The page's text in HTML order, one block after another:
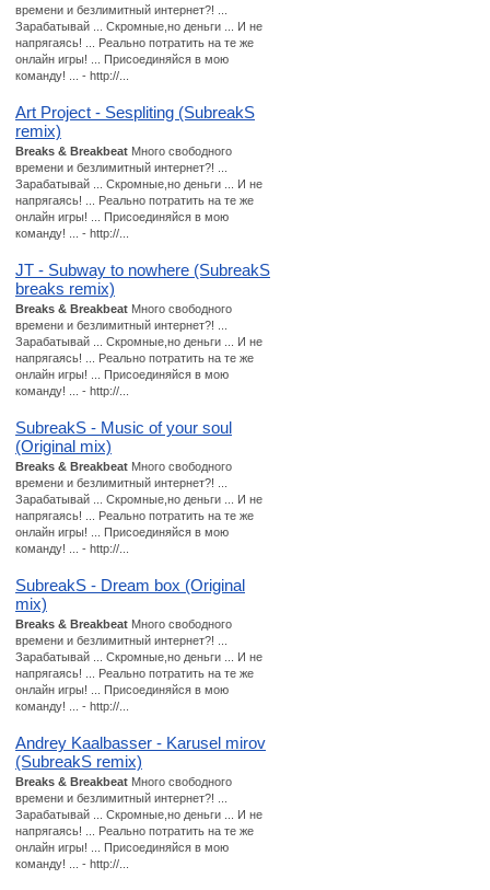
времени и безлимитный интернет?! ...
Зарабатывай ... Скромные,но деньги ... И не
напрягаясь! ... Реально потратить на те же
онлайн игры! ... Присоединяйся в мою
команду! ... - http://...
Art Project - Sespliting (SubreakS
remix)
Breaks & Breakbeat Много свободного
времени и безлимитный интернет?! ...
Зарабатывай ... Скромные,но деньги ... И не
напрягаясь! ... Реально потратить на те же
онлайн игры! ... Присоединяйся в мою
команду! ... - http://...
JT - Subway to nowhere (SubreakS
breaks remix)
Breaks & Breakbeat Много свободного
времени и безлимитный интернет?! ...
Зарабатывай ... Скромные,но деньги ... И не
напрягаясь! ... Реально потратить на те же
онлайн игры! ... Присоединяйся в мою
команду! ... - http://...
SubreakS - Music of your soul
(Original mix)
Breaks & Breakbeat Много свободного
времени и безлимитный интернет?! ...
Зарабатывай ... Скромные,но деньги ... И не
напрягаясь! ... Реально потратить на те же
онлайн игры! ... Присоединяйся в мою
команду! ... - http://...
SubreakS - Dream box (Original
mix)
Breaks & Breakbeat Много свободного
времени и безлимитный интернет?! ...
Зарабатывай ... Скромные,но деньги ... И не
напрягаясь! ... Реально потратить на те же
онлайн игры! ... Присоединяйся в мою
команду! ... - http://...
Andrey Kaalbasser - Karusel mirov
(SubreakS remix)
Breaks & Breakbeat Много свободного
времени и безлимитный интернет?! ...
Зарабатывай ... Скромные,но деньги ... И не
напрягаясь! ... Реально потратить на те же
онлайн игры! ... Присоединяйся в мою
команду! ... - http://...